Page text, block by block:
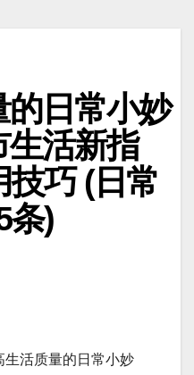
日常小妙
活新指
技巧 (日常
条)
生活质量的日常小妙